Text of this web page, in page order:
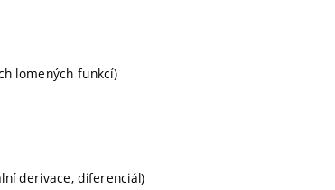
lomených funkcí)
derivace, diferenciál)